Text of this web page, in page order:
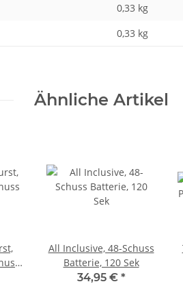
0,33 kg
0,33 kg
Ähnliche Artikel
All Inclusive, 48-Schuss
Batterie, 120 Sek
34,95 € *